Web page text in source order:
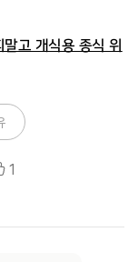
고 개식용 종식 위
1